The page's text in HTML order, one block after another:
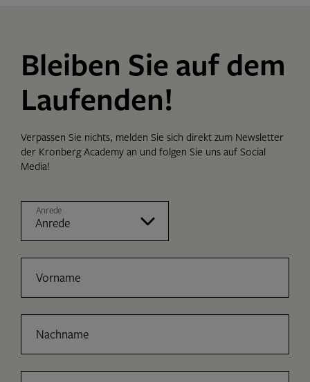
Bleiben Sie auf dem
Laufenden!
Verpassen Sie nichts, melden Sie sich direkt zum Newsletter
der Kronberg Academy an und folgen Sie uns auf Social
Media!
Anrede
Vorname
Nachname